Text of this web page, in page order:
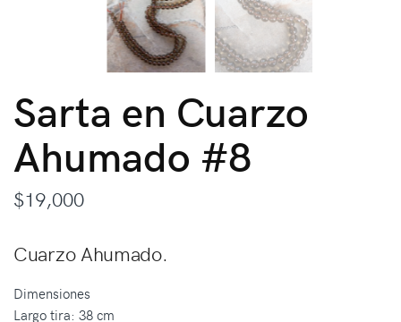
Sarta en Cuarzo
Ahumado #8
$19,000
Cuarzo Ahumado.
Dimensiones
Largo tira: 38 cm